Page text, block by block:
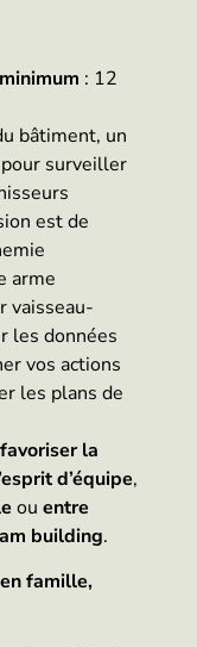
: 12
bâtiment, un
surveiller
est de
arme
vaisseau-
les données
vos actions
les plans de
favoriser la
d’équipe,
ou entre
building.
famille,